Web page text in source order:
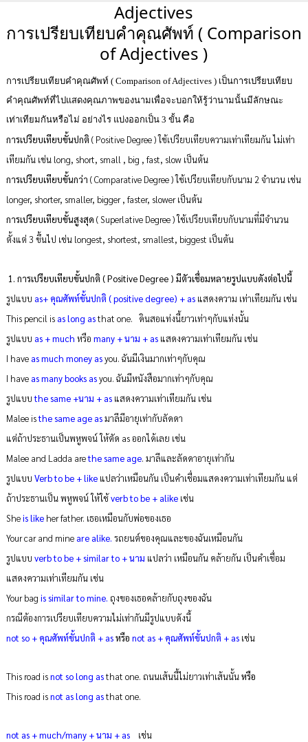
Adjectives
การเปรียบเทียบคำคุณศัพท์ ( Comparison
of Adjectives )
การเปรียบเทียบคำคุณศัพท์ ( Comparison of Adjectives ) เป็นการเปรียบเทียบ
คำคุณศัพท์ที่ไปแสดงคุณภาพของนามเพื่อจะบอกให้รู้ว่านามนั้นมีลักษณะ
เท่าเทียมกันหรือไม่ อย่างไร แบ่งออกเป็น 3 ขั้น คือ
การเปรียบเทียบขั้นปกติ ( Positive Degree ) ใช้เปรียบเทียบความเท่าเทียมกัน ไม่เท่า
เทียมกัน เช่น long, short, small , big , fast, slow เป็นต้น
การเปรียบเทียบขั้นกว่า ( Comparative Degree ) ใช้เปรียบเทียบกับนาม 2 จำนวน เช่น
longer, shorter, smaller, bigger , faster, slower เป็นต้น
การเปรียบเทียบขั้นสูงสุด ( Superlative Degree ) ใช้เปรียบเทียบกับนามที่มีจำนวน
ตั้งแต่ 3 ขึ้นไป เช่น longest, shortest, smallest, biggest เป็นต้น
1 . การเปรียบเทียบขั้นปกติ ( Positive Degree ) มีตัวเชื่อมหลายรูปแบบดังต่อไปนี้
รูปแบบ as+ คุณศัพท์ขั้นปกติ ( positive degree) + as แสดงความ เท่าเทียมกัน เช่น
This pencil is as long asthat one. ดินสอแท่งนี้ยาวเท่าๆกับแท่งนั้น
รูปแบบ as + much หรือ many + นาม + asแสดงความเท่าเทียมกัน เช่น
I have as much money asyou. ฉันมีเงินมากเท่าๆกับคุณ
I have as many books asyou. ฉันมีหนังสือมากเท่าๆกับคุณ
รูปแบบthe same +นาม + asแสดงความเท่าเทียมกัน เช่น
Malee isthe same age asมาลีมีอายุเท่ากับลัดดา
แต่ถ้าประธานเป็นพหูพจน์ ให้ตัด as ออกได้เลย เช่น
Malee and Ladda arethe same age. มาลีและลัดดาอายุเท่ากัน
รูปแบบ Verb to be + likeแปลว่าเหมือนกัน เป็นคำเชื่อมแสดงความเท่าเทียมกัน แต่
ถ้าประธานเป็น พหูพจน์ ให้ใช้verb to be + alikeเช่น
Sheis likeher father. เธอเหมือนกับพ่อของเธอ
Your car and mine are alike. รถยนต์ของคุณและของฉันเหมือนกัน
รูปแบบ verb to be + similar to + นาม แปลว่า เหมือนกัน คล้ายกัน เป็นคำเชื่อม
แสดงความเท่าเทียมกัน เช่น
Your bag is similar to mine. ถุงของเธอคล้ายกับถุงของฉัน
กรณีต้องการเปรียบเทียบความไม่เท่ากันมีรูปแบบดังนี้
not so + คุณศัพท์ขั้นปกติ + asหรือ not as + คุณศัพท์ขั้นปกติ + asเช่น
This road isnot so long asthat one. ถนนเส้นนี้ไม่ยาวเท่าเส้นนั้นหรือ
This road isnot as long asthat one.
not as + much/many + นาม + asเช่น